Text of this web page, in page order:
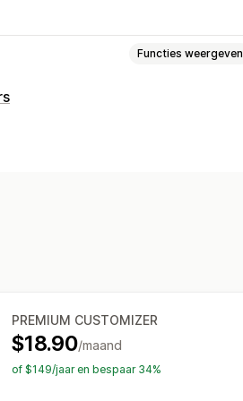
Functies weergeven
PREMIUM CUSTOMIZER
$18.90/maand
of $149/jaar en bespaar 34%